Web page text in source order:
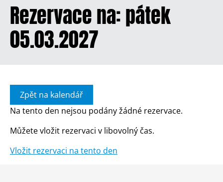
Rezervace na: pátek
05.03.2027
Zpět na kalendář
Na tento den nejsou podány žádné rezervace.
Můžete vložit rezervaci v libovolný čas.
Vložit rezervaci na tento den